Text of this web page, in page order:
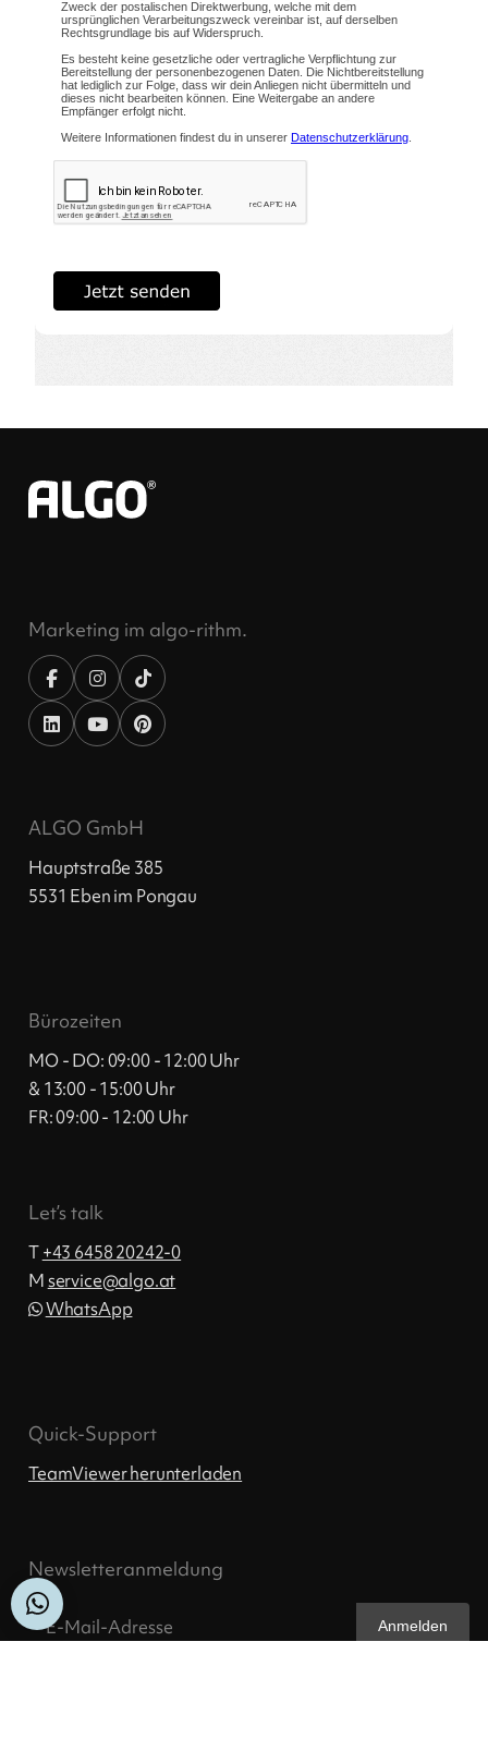
Marketing im algo-rithm.
ALGO GmbH
Hauptstraße 385
5531 Eben im Pongau
Bürozeiten
MO - DO: 09:00 - 12:00 Uhr
& 13:00 - 15:00 Uhr
FR: 09:00 - 12:00 Uhr
Let’s talk
T+43 6458 20242-0
Mta.ogla@ecivres
WhatsApp
Quick-Support
TeamViewer herunterladen
Newsletteranmeldung
Anmelden